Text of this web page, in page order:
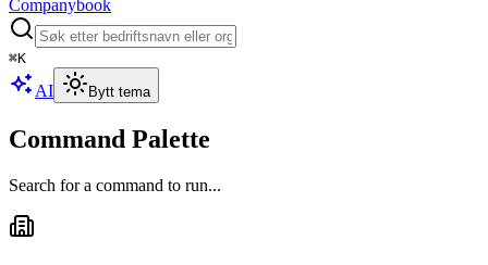
Companybook
⌘K
AI Bytt tema
Command Palette
Search for a command to run...